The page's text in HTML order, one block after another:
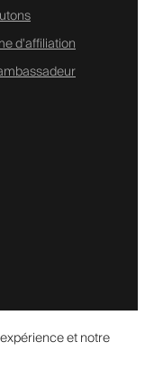
d'affiliation
et notre